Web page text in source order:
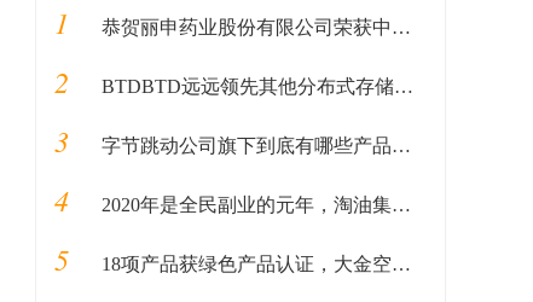
1 恭贺丽申药业股份有限公司荣获中国科技创新先进单位
2 BTDBTD远远领先其他分布式存储，BTD挖矿新手入门教程
3 字节跳动公司旗下到底有哪些产品？太厉害了
4 2020年是全民副业的元年，淘油集领跑
5 18项产品获绿色产品认证，大金空调成为中国质量认证中心“绿色产品首批获证企业”